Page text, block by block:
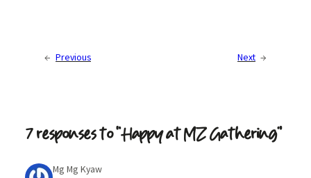
← Previous Next →
7 responses to “Happy at MZ Gathering”
Mg Mg Kyaw